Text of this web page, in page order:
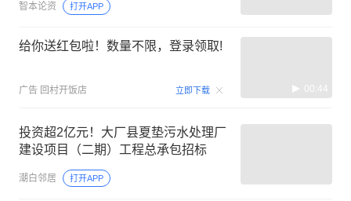
智本论资 打开APP
给你送红包啦！数量不限，登录领取!
广告 回村开饭店 立即下载 00:44
投资超2亿元！大厂县夏垫污水处理厂
建设项目（二期）工程总承包招标
潮白邻居 打开APP